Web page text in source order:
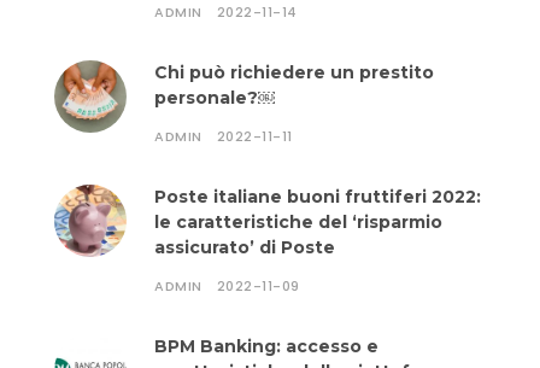
ADMIN 2022-11-14
Chi può richiedere un prestito
personale?￼
ADMIN 2022-11-11
Poste italiane buoni fruttiferi 2022:
le caratteristiche del ‘risparmio
assicurato’ di Poste
ADMIN 2022-11-09
BPM Banking: accesso e